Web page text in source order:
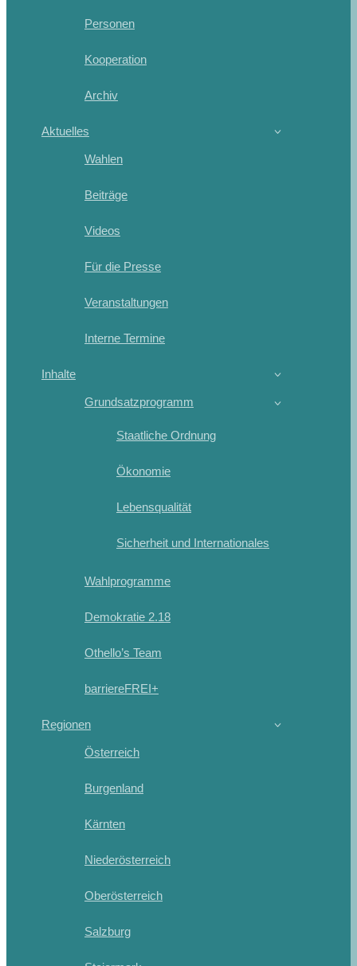
Personen
Kooperation
Archiv
Aktuelles
Wahlen
Beiträge
Videos
Für die Presse
Veranstaltungen
Interne Termine
Inhalte
Grundsatzprogramm
Staatliche Ordnung
Ökonomie
Lebensqualität
Sicherheit und Internationales
Wahlprogramme
Demokratie 2.18
Othello’s Team
barriereFREI+
Regionen
Österreich
Burgenland
Kärnten
Niederösterreich
Oberösterreich
Salzburg